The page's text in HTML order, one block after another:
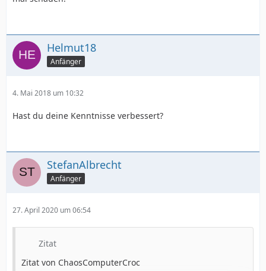
Helmut18
Anfänger
4. Mai 2018 um 10:32
Hast du deine Kenntnisse verbessert?
StefanAlbrecht
Anfänger
27. April 2020 um 06:54
Zitat
Zitat von ChaosComputerCroc